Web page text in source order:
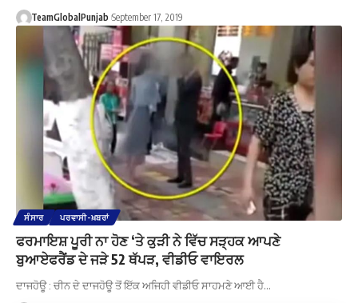
TeamGlobalPunjab September 17, 2019
ਸੰਸਾਰ ਪਰਵਾਸੀ-ਖ਼ਬਰਾਂ
ਫਰਮਾਇਸ਼ ਪੂਰੀ ਨਾ ਹੋਣ ‘ਤੇ ਕੁੜੀ ਨੇ ਵਿੱਚ ਸੜ੍ਹਕ ਆਪਣੇ
ਬੁਆਏਫਰੈਂਡ ਦੇ ਜੜੇ 52 ਥੱਪੜ, ਵੀਡੀਓ ਵਾਇਰਲ
ਦਾਜਹੋਊ : ਚੀਨ ਦੇ ਦਾਜਹੋਊ ਤੋਂ ਇੱਕ ਅਜਿਹੀ ਵੀਡੀਓ ਸਾਹਮਣੇ ਆਈ ਹੈ…